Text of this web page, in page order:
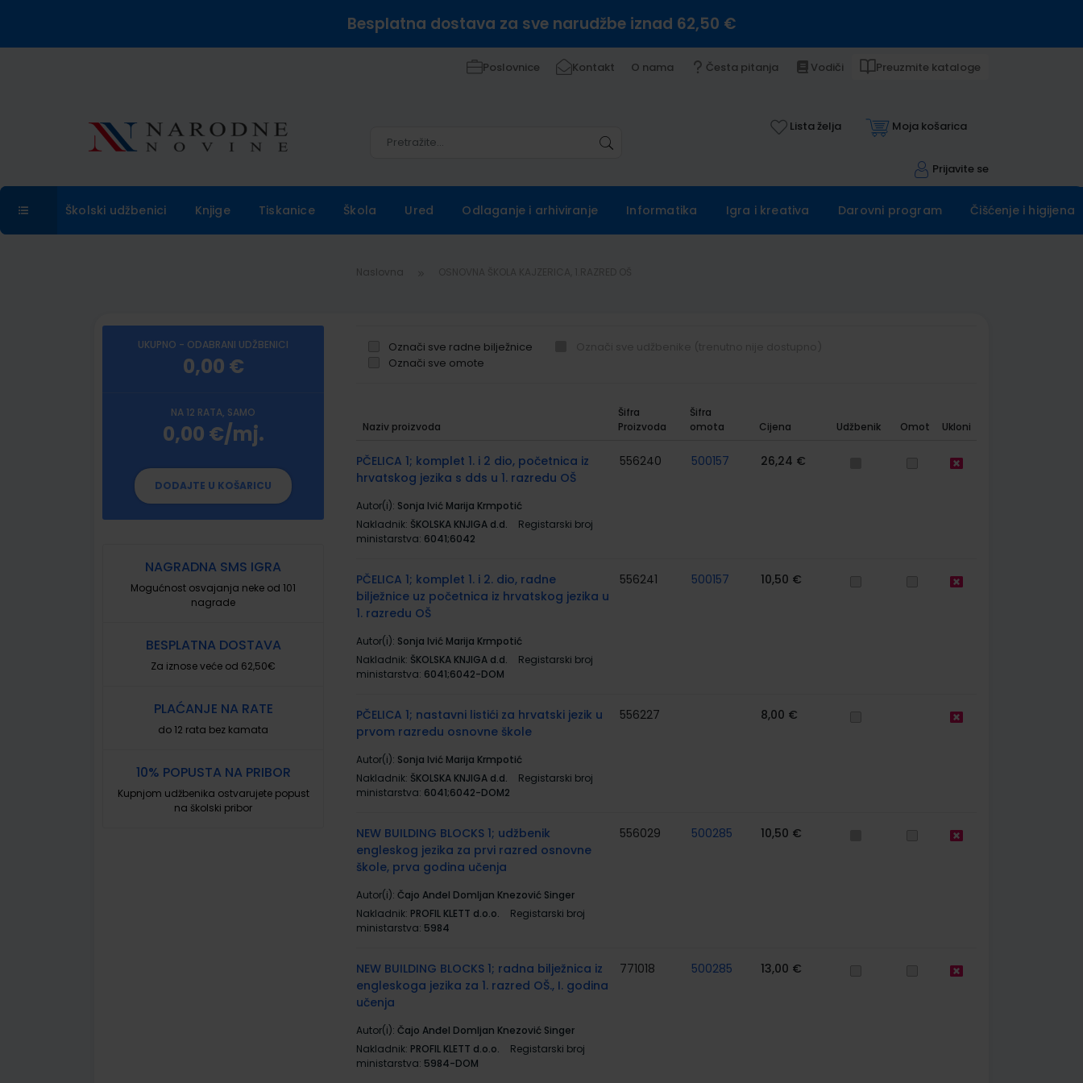
Besplatna dostava za sve narudžbe iznad 62,50 €
Poslovnice Kontakt O nama Česta pitanja Vodiči Preuzmite kataloge
Lista želja Moja košarica
Prijavite se
Školski udžbenici Knjige Tiskanice Škola Ured Odlaganje i arhiviranje Informatika Igra i kreativa Darovni program Čišćenje i higijena
Naslovna
UKUPNO - ODABRANI UDŽBENICI
0,00 €
NA 12 RATA, SAMO
0,00 €/mj.
DODAJTE U KOŠARICU
NAGRADNA SMS IGRA
Mogućnost osvajanja neke od 101
nagrade
BESPLATNA DOSTAVA
Za iznose veće od 62,50€
PLAĆANJE NA RATE
do 12 rata bez kamata
10% POPUSTA NA PRIBOR
Kupnjom udžbenika ostvarujete popust
na školski pribor
Označi sve radne bilježnice
Označi sve omote
proizvodi
Naziv proizvoda
Šifra
Proizvoda
Šifra
omota
Cijena Udžbenik Omot Ukloni
PČELICA 1; komplet 1. i 2 dio, početnica iz
hrvatskog jezika s dds u 1. razredu OŠ
Autor(i): Sonja Ivić Marija Krmpotić
Nakladnik: ŠKOLSKA KNJIGA d.d.
Registarski broj
ministarstva: 6041;6042
556240 500157 26,24 €
PČELICA 1; komplet 1. i 2. dio, radne
bilježnice uz početnica iz hrvatskog jezika u
1. razredu OŠ
Autor(i): Sonja Ivić Marija Krmpotić
Nakladnik: ŠKOLSKA KNJIGA d.d.
Registarski broj
ministarstva: 6041;6042-DOM
556241 500157 10,50 €
PČELICA 1; nastavni listići za hrvatski jezik u
prvom razredu osnovne škole
Autor(i): Sonja Ivić Marija Krmpotić
Nakladnik: ŠKOLSKA KNJIGA d.d.
Registarski broj
ministarstva: 6041;6042-DOM2
556227 8,00 €
NEW BUILDING BLOCKS 1; udžbenik
engleskog jezika za prvi razred osnovne
škole, prva godina učenja
Autor(i): Čajo Anđel Domljan Knezović Singer
Nakladnik: PROFIL KLETT d.o.o.
Registarski broj
ministarstva: 5984
556029 500285 10,50 €
NEW BUILDING BLOCKS 1; radna bilježnica iz
engleskoga jezika za 1. razred OŠ., I. godina
učenja
Autor(i): Čajo Anđel Domljan Knezović Singer
Nakladnik: PROFIL KLETT d.o.o.
Registarski broj
ministarstva: 5984-DOM
771018 500285 13,00 €